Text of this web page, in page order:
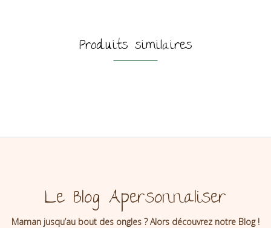
Produits similaires
Le Blog Apersonnaliser
Maman jusqu’au bout des ongles ? Alors découvrez notre Blog !